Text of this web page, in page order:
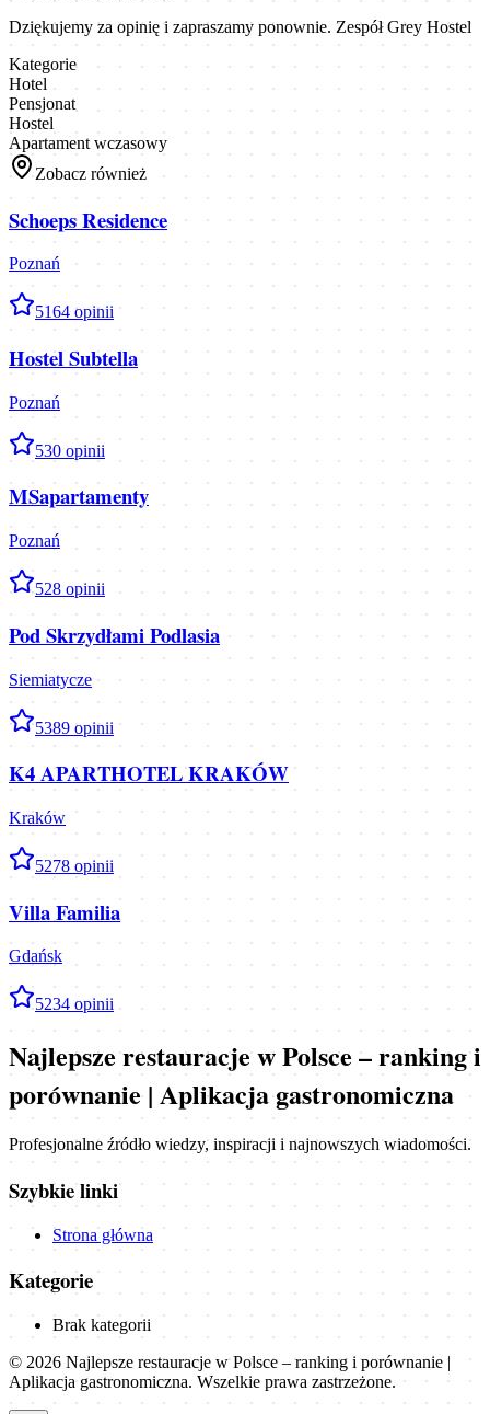
Dziękujemy za opinię i zapraszamy ponownie. Zespół Grey Hostel
Kategorie
Hotel
Pensjonat
Hostel
Apartament wczasowy
Zobacz również
Schoeps Residence
Poznań
5164 opinii
Hostel Subtella
Poznań
530 opinii
MSapartamenty
Poznań
528 opinii
Pod Skrzydłami Podlasia
Siemiatycze
5389 opinii
K4 APARTHOTEL KRAKÓW
Kraków
5278 opinii
Villa Familia
Gdańsk
5234 opinii
Najlepsze restauracje w Polsce – ranking i
porównanie | Aplikacja gastronomiczna
Profesjonalne źródło wiedzy, inspiracji i najnowszych wiadomości.
Szybkie linki
Strona główna
Kategorie
Brak kategorii
© 2026 Najlepsze restauracje w Polsce – ranking i porównanie |
Aplikacja gastronomiczna. Wszelkie prawa zastrzeżone.